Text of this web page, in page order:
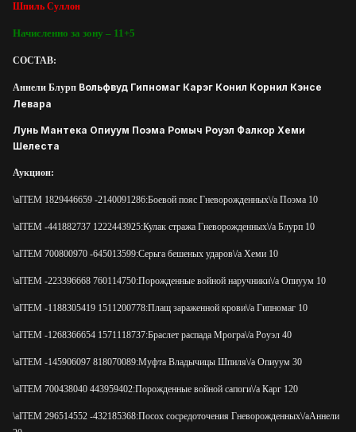
Шпиль Суллон
Начисленно за зону – 11+5
СОСТАВ:
Аннели Блурп Вольфвуд Гипномаг Карэг Конил Корнил Кэнсе
Левара
Лунь Мантека Опиуум Поэма Ромыч Роуэл Фалкор Хеми
Шелеста
Аукцион:
\aITEM 1829446659 -2140091286:Боевой пояс Гневорожденных\/a Поэма 10
\aITEM -441882737 1222443925:Кулак стража Гневорожденных\/a Блурп 10
\aITEM 700800970 -645013599:Серьга бешеных ударов\/a Хеми 10
\aITEM -223396668 760114750:Порожденные войной наручники\/a Опиуум 10
\aITEM -1188305419 1511200778:Плащ зараженной крови\/a Гипномаг 10
\aITEM -1268366654 1571118737:Браслет распада Мрогра\/a Роуэл 40
\aITEM -145906097 818070089:Муфта Владычицы Шпиля\/a Опиуум 30
\aITEM 700438040 443959402:Порожденные войной сапоги\/a Карг 120
\aITEM 296514552 -432185368:Посох сосредоточения Гневорожденных\/aАннели